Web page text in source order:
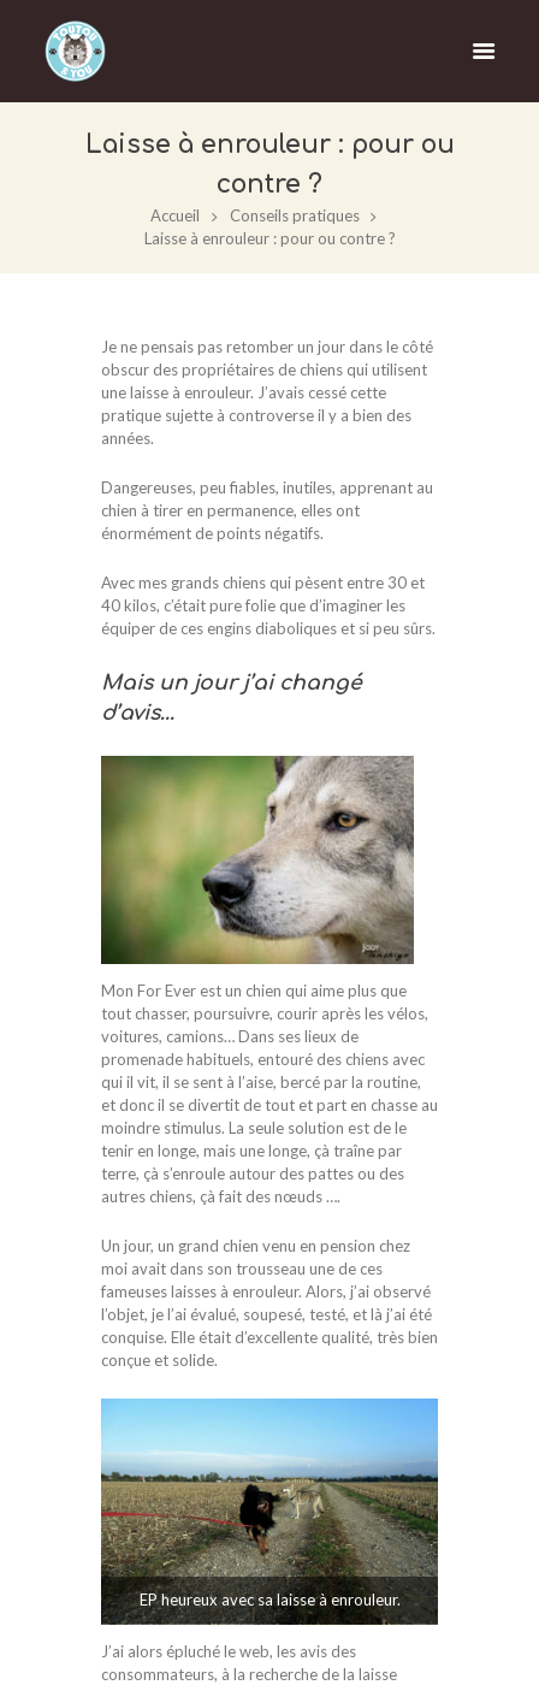
Laisse à enrouleur : pour ou
contre ?
Accueil
Conseils pratiques
Laisse à enrouleur : pour ou contre ?
Je ne pensais pas retomber un jour dans le côté
obscur des propriétaires de chiens qui utilisent
une laisse à enrouleur. J’avais cessé cette
pratique sujette à controverse il y a bien des
années.
Dangereuses, peu fiables, inutiles, apprenant au
chien à tirer en permanence, elles ont
énormément de points négatifs.
Avec mes grands chiens qui pèsent entre 30 et
40 kilos, c’était pure folie que d’imaginer les
équiper de ces engins diaboliques et si peu sûrs.
Mais un jour j’ai changé
d’avis…
Mon For Ever est un chien qui aime plus que
tout chasser, poursuivre, courir après les vélos,
voitures, camions… Dans ses lieux de
promenade habituels, entouré des chiens avec
qui il vit, il se sent à l’aise, bercé par la routine,
et donc il se divertit de tout et part en chasse au
moindre stimulus. La seule solution est de le
tenir en longe, mais une longe, çà traîne par
terre, çà s’enroule autour des pattes ou des
autres chiens, çà fait des nœuds ….
Un jour, un grand chien venu en pension chez
moi avait dans son trousseau une de ces
fameuses laisses à enrouleur. Alors, j’ai observé
l’objet, je l’ai évalué, soupesé, testé, et là j’ai été
conquise. Elle était d’excellente qualité, très bien
conçue et solide.
EP heureux avec sa laisse à enrouleur.
J’ai alors épluché le web, les avis des
consommateurs, à la recherche de la laisse